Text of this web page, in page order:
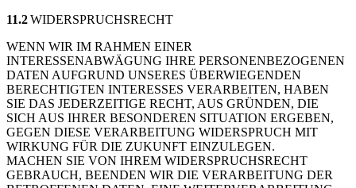
11.2WIDERSPRUCHSRECHT
WENN WIR IM RAHMEN EINER
INTERESSENABWÄGUNG IHRE PERSONENBEZOGENEN
DATEN AUFGRUND UNSERES ÜBERWIEGENDEN
BERECHTIGTEN INTERESSES VERARBEITEN, HABEN
SIE DAS JEDERZEITIGE RECHT, AUS GRÜNDEN, DIE
SICH AUS IHRER BESONDEREN SITUATION ERGEBEN,
GEGEN DIESE VERARBEITUNG WIDERSPRUCH MIT
WIRKUNG FÜR DIE ZUKUNFT EINZULEGEN.
MACHEN SIE VON IHREM WIDERSPRUCHSRECHT
GEBRAUCH, BEENDEN WIR DIE VERARBEITUNG DER